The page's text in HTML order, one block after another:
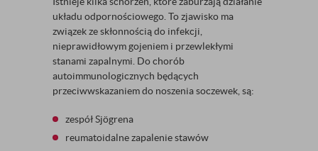
układu odpornościowego. To zjawisko ma
związek ze skłonnością do infekcji,
nieprawidłowym gojeniem i przewlekłymi
stanami zapalnymi. Do chorób
autoimmunologicznych będących
przeciwwskazaniem do noszenia soczewek, są:
zespół Sjögrena
reumatoidalne zapalenie stawów